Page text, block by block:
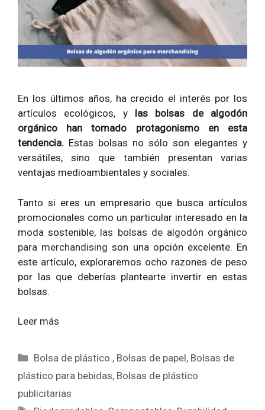
En los últimos años, ha crecido el interés por los
artículos ecológicos, y las bolsas de algodón
orgánico han tomado protagonismo en esta
tendencia. Estas bolsas no sólo son elegantes y
versátiles, sino que también presentan varias
ventajas medioambientales y sociales.
Tanto si eres un empresario que busca artículos
promocionales como un particular interesado en la
moda sostenible, las bolsas de algodón orgánico
para merchandising son una opción excelente. En
este artículo, exploraremos ocho razones de peso
por las que deberías plantearte invertir en estas
bolsas.
Leer más
Categorías
Bolsa de plástico., Bolsas de papel, Bolsas de
plástico para bebidas, Bolsas de plástico
publicitarias